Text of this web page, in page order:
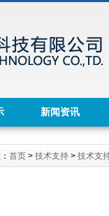
新闻资讯
首页 > 技术支持 > 技术支